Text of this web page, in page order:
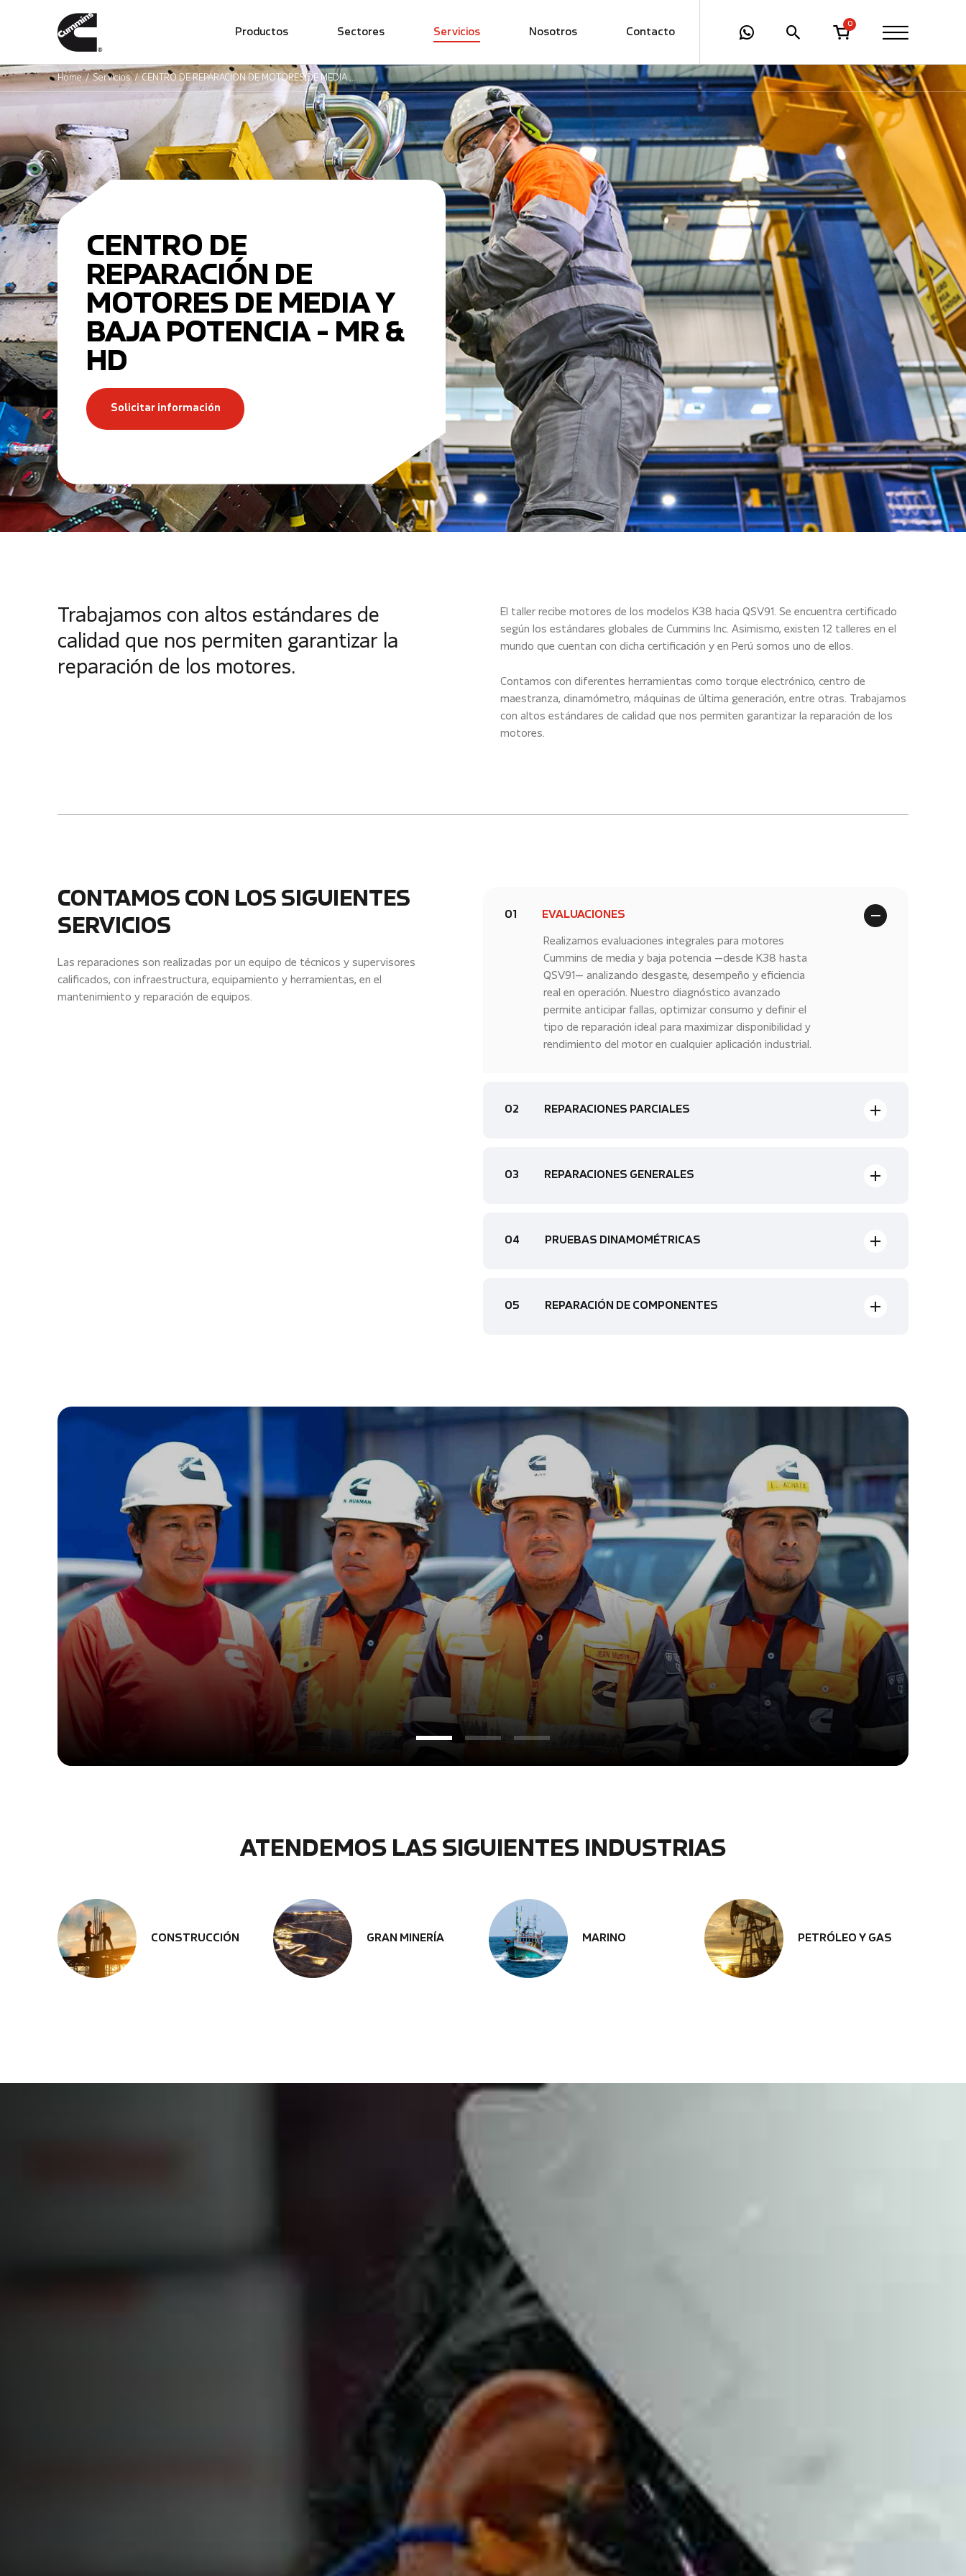
Productos Sectores Servicios Nosotros Contacto
0
Home Servicios
CENTRO DE REPARACIÓN DE MOTORES DE MEDIA Y
BAJA POTENCIA - MR & HD
CENTRO DE
REPARACIÓN DE
MOTORES DE MEDIA Y
BAJA POTENCIA - MR &
HD
Solicitar información
Trabajamos con altos estándares de
calidad que nos permiten garantizar la
reparación de los motores.
El taller recibe motores de los modelos K38 hacia QSV91. Se encuentra certificado
según los estándares globales de Cummins Inc. Asimismo, existen 12 talleres en el
mundo que cuentan con dicha certificación y en Perú somos uno de ellos.
Contamos con diferentes herramientas como torque electrónico, centro de
maestranza, dinamómetro, máquinas de última generación, entre otras. Trabajamos
con altos estándares de calidad que nos permiten garantizar la reparación de los
motores.
CONTAMOS CON LOS SIGUIENTES
SERVICIOS
Las reparaciones son realizadas por un equipo de técnicos y supervisores
calificados, con infraestructura, equipamiento y herramientas, en el
mantenimiento y reparación de equipos.
01 EVALUACIONES
Realizamos evaluaciones integrales para motores
Cummins de media y baja potencia —desde K38 hasta
QSV91— analizando desgaste, desempeño y eficiencia
real en operación. Nuestro diagnóstico avanzado
permite anticipar fallas, optimizar consumo y definir el
tipo de reparación ideal para maximizar disponibilidad y
rendimiento del motor en cualquier aplicación industrial.
02 REPARACIONES PARCIALES
03 REPARACIONES GENERALES
04 PRUEBAS DINAMOMÉTRICAS
05 REPARACIÓN DE COMPONENTES
ATENDEMOS LAS SIGUIENTES INDUSTRIAS
CONSTRUCCIÓN GRAN MINERÍA MARINO PETRÓLEO Y GAS